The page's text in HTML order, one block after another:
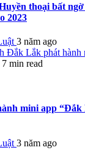
thoại bất
2023
3 năm ago
Đắk Lắk phát hành
7 min read
mini app “Đắk
3 năm ago